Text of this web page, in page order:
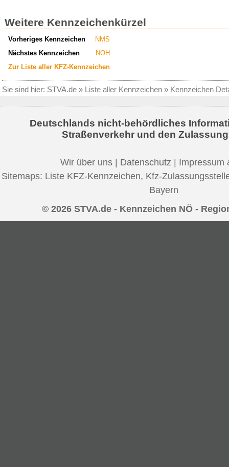
Weitere Kennzeichenkürzel
Vorheriges Kennzeichen
NMS
Nächstes Kennzeichen
NOH
Zur Liste aller KFZ-Kennzeichen
Sie sind hier: STVA.de » Liste aller Kennzeichen » Kennzeichen
Deutschlands nicht-behördliches
Straßenverkehr und den
Wir über uns | Datenschutz | Impressum
Sitemaps: Liste KFZ-Kennzeichen, Kfz-
Bayern
© 2026 STVA.de - Kennzeichen NÖ -